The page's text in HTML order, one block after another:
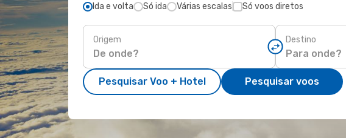
Ida e volta Só ida Várias escalas Só voos diretos
Origem Destino
Pesquisar Voo + Hotel Pesquisar voos